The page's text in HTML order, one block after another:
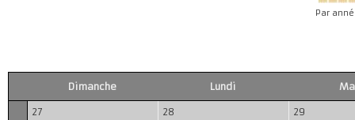
Par
Dimanche Lundi
27 28 29